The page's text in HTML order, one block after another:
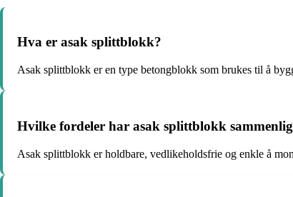
Hva er asak splittblokk?
Asak splittblokk er en type betongblokk som brukes til å
Hvilke fordeler har asak splittblokk
Asak splittblokk er holdbare, vedlikeholdsfrie og enkle å